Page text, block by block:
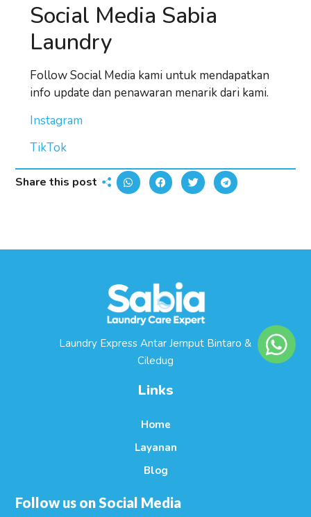
Social Media Sabia
Laundry
Follow Social Media kami untuk mendapatkan
info update dan penawaran menarik dari kami.
Instagram
TikTok
Share this post
Laundry Express Antar Jemput Bintaro &
Ciledug
Links
Home
Layanan
Blog
Follow us on Social Media